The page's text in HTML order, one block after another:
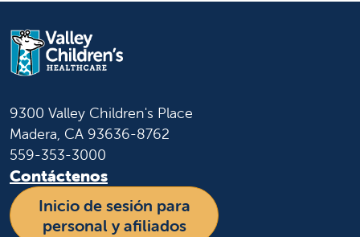
9300 Valley Children's Place
Madera, CA 93636-8762
559-353-3000
Contáctenos
Inicio de sesión para
personal y afiliados